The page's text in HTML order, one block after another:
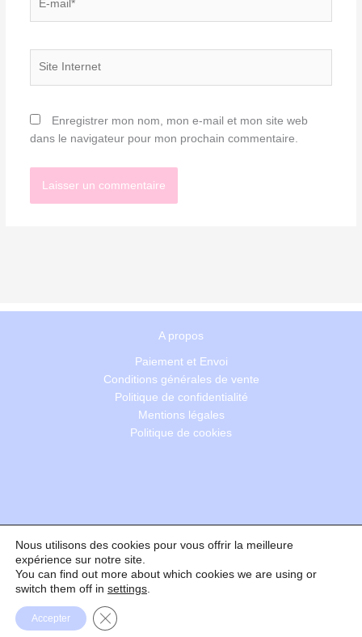
mail*
Enregistrer mon nom, mon e-mail et mon site web
dans le navigateur pour mon prochain commentaire.
A propos
Paiement et Envoi
Conditions générales de vente
Politique de confidentialité
Mentions légales
Politique de cookies
Recherche
Nous utilisons des cookies pour vous offrir la meilleure
expérience sur notre site.
You can find out more about which cookies we are using or
switch them off in settings
Accepter Fermer la bannière des cookies GDPR